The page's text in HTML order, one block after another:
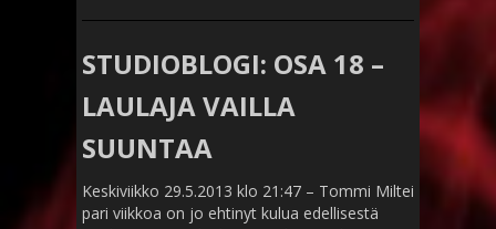
STUDIOBLOGI: OSA 18 –
LAULAJA VAILLA
SUUNTAA
Keskiviikko 29.5.2013 klo 21:47 – Tommi Miltei
pari viikkoa on jo ehtinyt kulua edellisestä